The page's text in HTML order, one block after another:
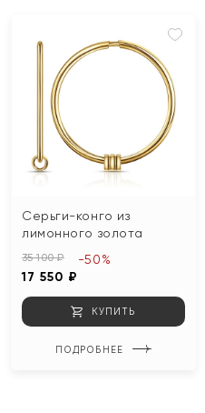
Серьги-конго из
лимонного золота
35 100 ₽
17 550 ₽
-50%
КУПИТЬ
ПОДРОБНЕЕ